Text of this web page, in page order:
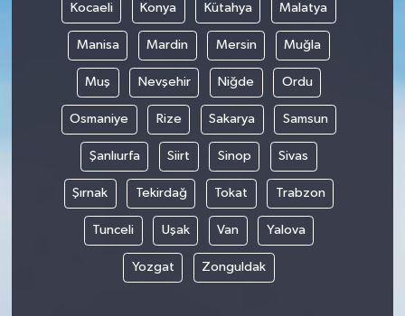
Kocaeli Konya Kütahya Malatya
Manisa Mardin Mersin Muğla
Muş Nevşehir Niğde Ordu
Osmaniye Rize Sakarya Samsun
Şanlıurfa Siirt Sinop Sivas
Şırnak Tekirdağ Tokat Trabzon
Tunceli Uşak Van Yalova
Yozgat Zonguldak